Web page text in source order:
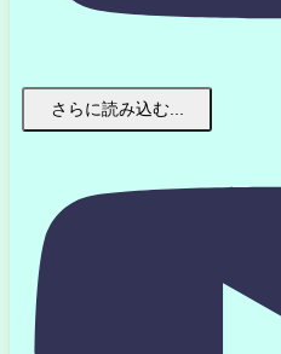
さらに読み込む...